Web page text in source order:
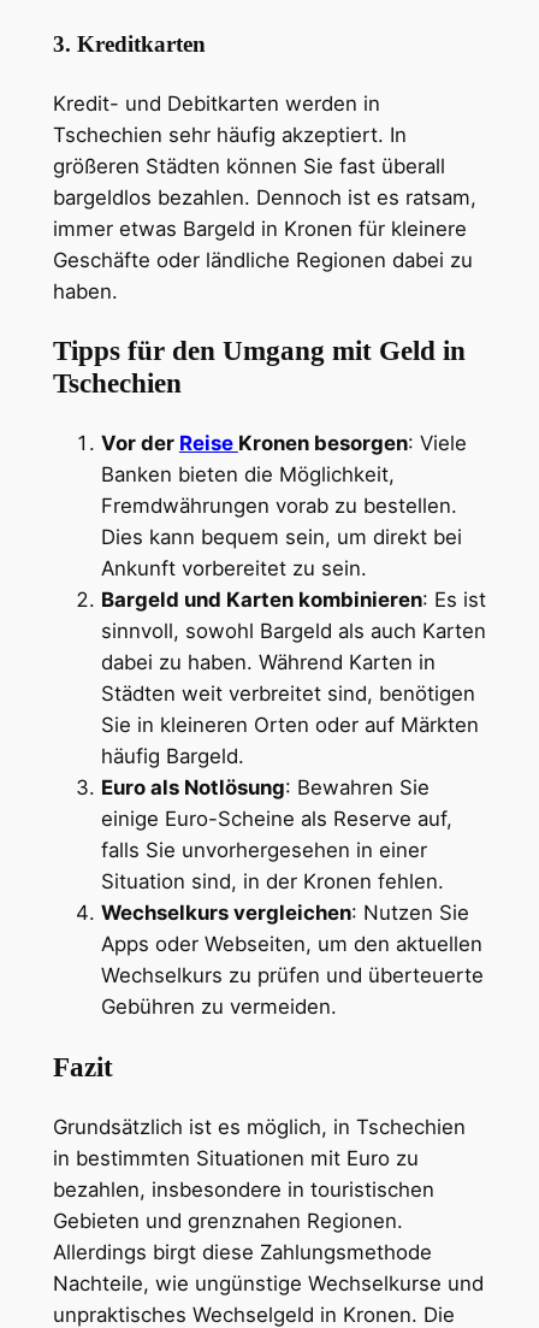
3. Kreditkarten
Kredit- und Debitkarten werden in
Tschechien sehr häufig akzeptiert. In
größeren Städten können Sie fast überall
bargeldlos bezahlen. Dennoch ist es ratsam,
immer etwas Bargeld in Kronen für kleinere
Geschäfte oder ländliche Regionen dabei zu
haben.
Tipps für den Umgang mit Geld in
Tschechien
Vor der Reise Kronen besorgen: Viele
Banken bieten die Möglichkeit,
Fremdwährungen vorab zu bestellen.
Dies kann bequem sein, um direkt bei
Ankunft vorbereitet zu sein.
Bargeld und Karten kombinieren: Es ist
sinnvoll, sowohl Bargeld als auch Karten
dabei zu haben. Während Karten in
Städten weit verbreitet sind, benötigen
Sie in kleineren Orten oder auf Märkten
häufig Bargeld.
Euro als Notlösung: Bewahren Sie
einige Euro-Scheine als Reserve auf,
falls Sie unvorhergesehen in einer
Situation sind, in der Kronen fehlen.
Wechselkurs vergleichen: Nutzen Sie
Apps oder Webseiten, um den aktuellen
Wechselkurs zu prüfen und überteuerte
Gebühren zu vermeiden.
Fazit
Grundsätzlich ist es möglich, in Tschechien
in bestimmten Situationen mit Euro zu
bezahlen, insbesondere in touristischen
Gebieten und grenznahen Regionen.
Allerdings birgt diese Zahlungsmethode
Nachteile, wie ungünstige Wechselkurse und
unpraktisches Wechselgeld in Kronen. Die